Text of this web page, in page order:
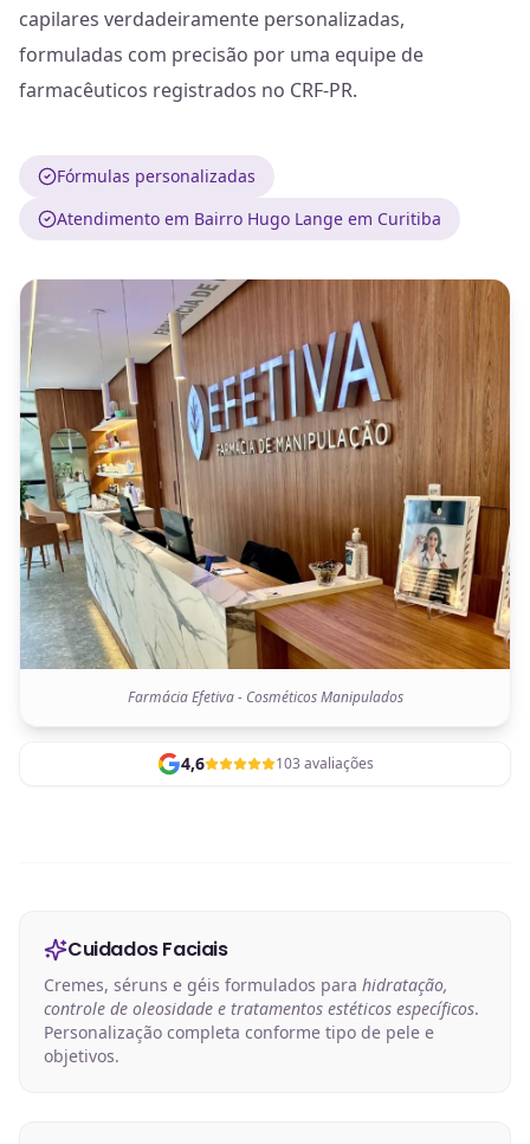
capilares verdadeiramente personalizadas,
formuladas com precisão por uma equipe de
farmacêuticos registrados no CRF-PR.
Fórmulas personalizadas
Atendimento em Bairro Hugo Lange em Curitiba
Farmácia Efetiva - Cosméticos Manipulados
4,6 103 avaliações
Cuidados Faciais
Cremes, séruns e géis formulados para hidratação,
controle de oleosidade e tratamentos estéticos específicos.
Personalização completa conforme tipo de pele e
objetivos.